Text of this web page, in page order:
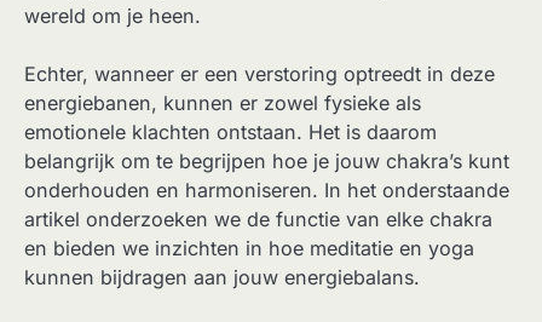
wereld om je heen.
Echter, wanneer er een verstoring optreedt in deze
energiebanen, kunnen er zowel fysieke als
emotionele klachten ontstaan. Het is daarom
belangrijk om te begrijpen hoe je jouw chakra’s kunt
onderhouden en harmoniseren. In het onderstaande
artikel onderzoeken we de functie van elke chakra
en bieden we inzichten in hoe meditatie en yoga
kunnen bijdragen aan jouw energiebalans.